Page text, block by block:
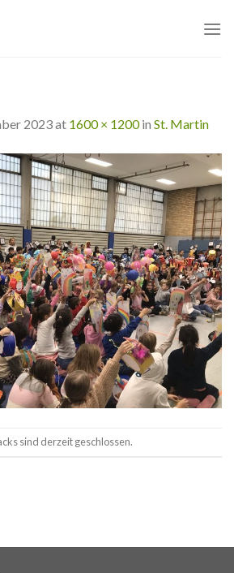
2023at 1600 × 1200in St. Martin
sind derzeit geschlossen.